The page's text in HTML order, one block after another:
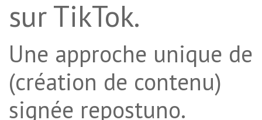
sur TikTok.
Une approche unique de
(création de contenu)
signée repostuno.